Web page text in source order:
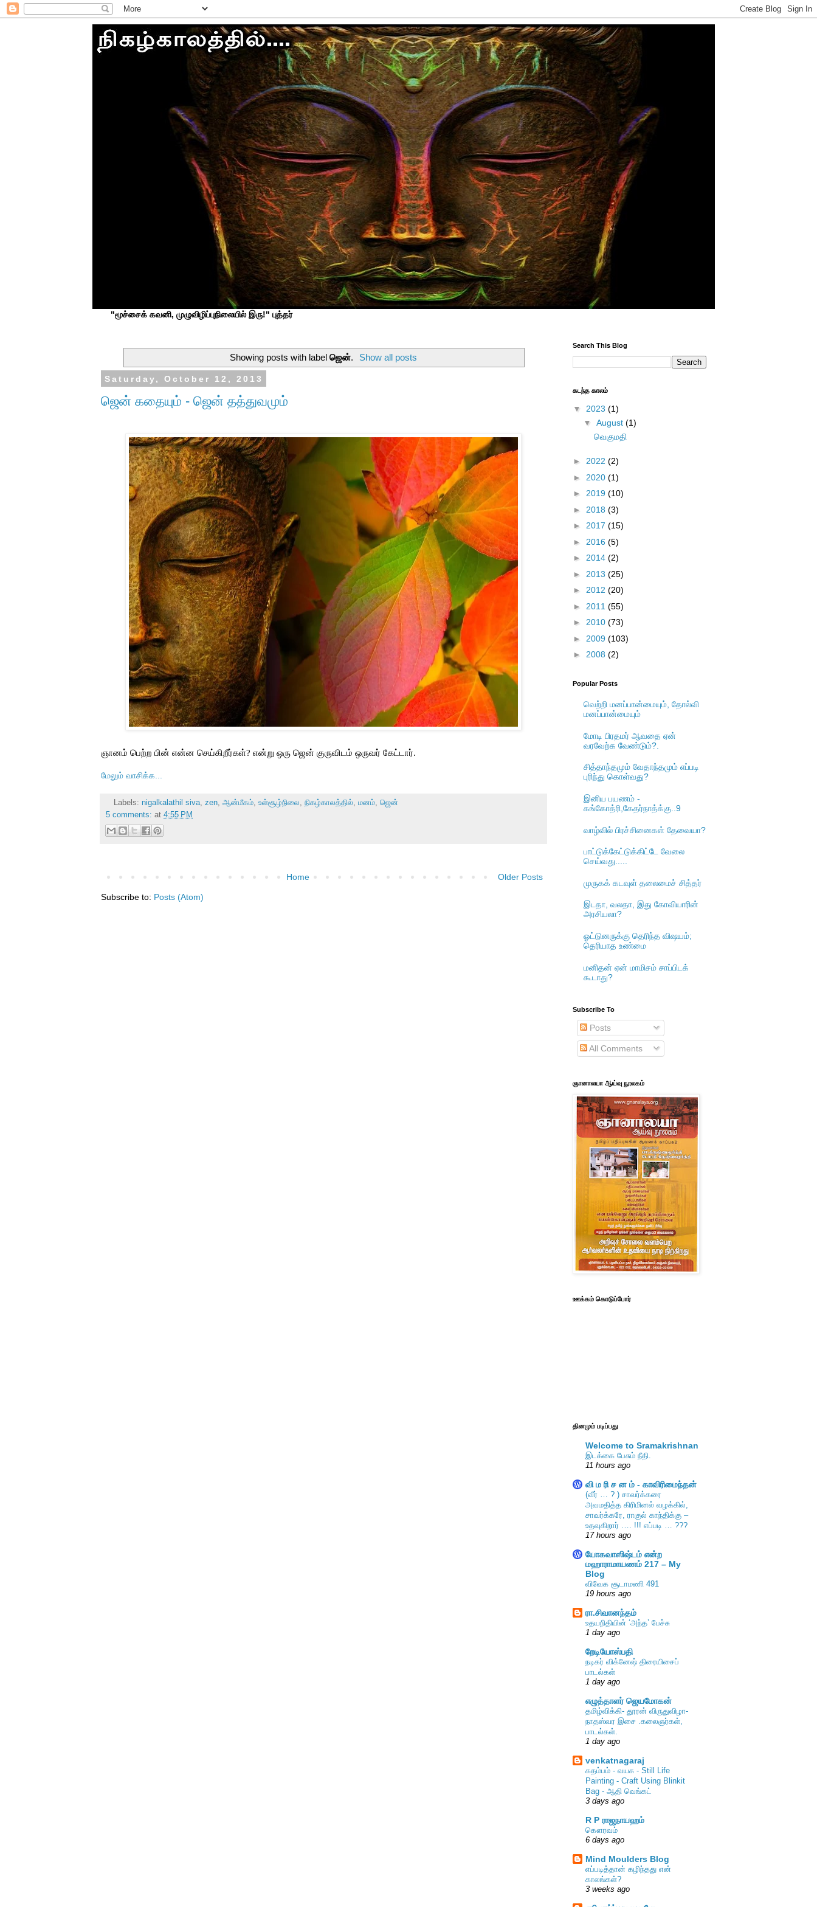
"மூச்சைக் கவனி, முழுவிழிப்புநிலையில் இரு!" புத்தர்
Showing posts with label ஜென். Show all posts
Saturday, October 12, 2013
ஜென் கதையும் - ஜென் தத்துவமும்
ஞானம் பெற்ற பின் என்ன செய்கிறீர்கள்? என்று ஒரு ஜென் குருவிடம் ஒருவர் கேட்டார்.
மேலும் வாசிக்க...
Labels: nigalkalathil siva, zen, ஆன்மீகம், உள்சூழ்நிலை நிகழ்காலத்தில் மனம், ஜென்
5 comments: at 4:55 PM
Older Posts
Home
Subscribe to: Posts (Atom)
Search This Blog
கடந்த காலம்
▼ 2023 (1)
▼ August (1)
வெகுமதி
► 2022 (2)
► 2020 (1)
► 2019 (10)
► 2018 (3)
► 2017 (15)
► 2016 (5)
► 2014 (2)
► 2013 (25)
► 2012 (20)
► 2011 (55)
► 2010 (73)
► 2009 (103)
► 2008 (2)
Popular Posts
வெற்றி மனப்பான்மையும், தோல்வி
மனப்பான்மையும்
மோடி பிரதமர் ஆவதை ஏன்
வரவேற்க வேண்டும்?.
சித்தாந்தமும் வேதாந்தமும் எப்படி
புரிந்து கொள்வது?
இனிய பயணம் -
கங்கோத்ரி,கேதர்நாத்க்கு..9
வாழ்வில் பிரச்சினைகள் தேவையா?
பாட்டுக்கேட்டுக்கிட்டே வேலை
செய்வது.....
முருகக் கடவுள் தலைமைச் சித்தர்
இடதா, வலதா, இது கோவியாரின்
அரசியலா?
ஓட்டுனருக்கு தெரிந்த விஷயம்;
தெரியாத உண்மை
மனிதன் ஏன் மாமிசம் சாப்பிடக்
கூடாது?
Subscribe To
Posts
All Comments
ஞானாலயா ஆய்வு நூலகம்
ஊக்கம் கொடுப்போர்
தினமும் படிப்பது
Welcome to Sramakrishnan
இடக்கை பேசும் நீதி.
11 hours ago
வி ம ரி ச ன ம் - காவிரிமைந்தன்
(வீர் … ? ) சாவர்க்கரை
அவமதித்த கிரிமினல் வழக்கில்,
சாவர்க்கரே, ராகுல் காந்திக்கு –
உதவுகிறார் …. !!! எப்படி … ???
17 hours ago
யோகவாஸிஷ்டம் என்ற
மஹாராமாயணம் 217 – My
Blog
விவேக சூடாமணி 491
19 hours ago
ரா.சிவானந்தம்
உதயநிதியின் ‘அந்த’ பேச்சு
1 day ago
றேடியோஸ்பதி
நடிகர் விக்னேஷ் திரையிசைப்
பாடல்கள்
1 day ago
எழுத்தாளர் ஜெயமோகன்
தமிழ்விக்கி- தூரன் விருதுவிழா-
நாதஸ்வர இசை .கலைஞர்கள்,
பாடல்கள்.
1 day ago
venkatnagaraj
கதம்பம் - வயசு - Still Life
Painting - Craft Using Blinkit
Bag - ஆதி வெங்கட்
3 days ago
R P ராஜநாயஹம்
கௌரவம்
6 days ago
Mind Moulders Blog
எப்படித்தான் கழிந்தது என்
காலங்கள்?
3 weeks ago